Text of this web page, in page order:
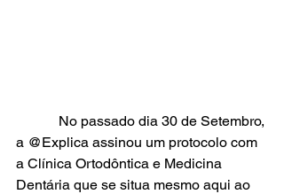
a @Explica assinou um protocolo com
a Clínica Ortodôntica e Medicina
Dentária que se situa mesmo aqui ao